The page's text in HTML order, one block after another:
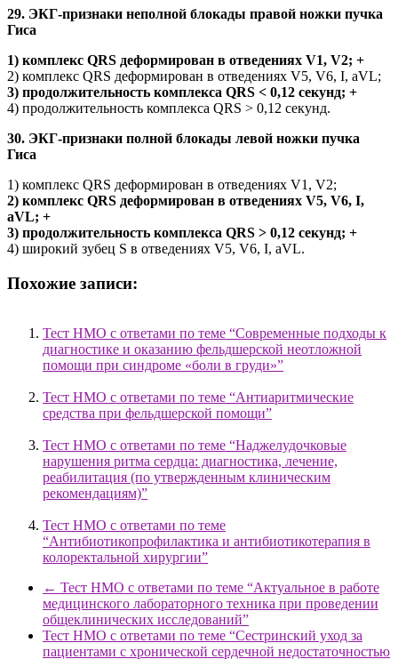
29. ЭКГ-признаки неполной блокады правой ножки пучка
Гиса
1) комплекс QRS деформирован в отведениях V1, V2; +
2) комплекс QRS деформирован в отведениях V5, V6, I, aVL;
3) продолжительность комплекса QRS < 0,12 секунд; +
4) продолжительность комплекса QRS > 0,12 секунд.
30. ЭКГ-признаки полной блокады левой ножки пучка
Гиса
1) комплекс QRS деформирован в отведениях V1, V2;
2) комплекс QRS деформирован в отведениях V5, V6, I,
aVL; +
3) продолжительность комплекса QRS > 0,12 секунд; +
4) широкий зубец S в отведениях V5, V6, I, aVL.
Похожие записи:
Тест НМО с ответами по теме “Современные подходы к
диагностике и оказанию фельдшерской неотложной
помощи при синдроме «боли в груди»”
Тест НМО с ответами по теме “Антиаритмические
средства при фельдшерской помощи”
Тест НМО с ответами по теме “Наджелудочковые
нарушения ритма сердца: диагностика, лечение,
реабилитация (по утвержденным клиническим
рекомендациям)”
Тест НМО с ответами по теме
“Антибиотикопрофилактика и антибиотикотерапия в
колоректальной хирургии”
← Тест НМО с ответами по теме “Актуальное в работе
медицинского лабораторного техника при проведении
общеклинических исследований”
Тест НМО с ответами по теме “Сестринский уход за
пациентами с хронической сердечной недостаточностью